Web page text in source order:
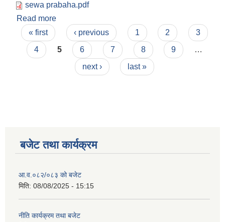
sewa prabaha.pdf
Read more
Pages
« first ‹ previous 1 2
3
4
5 6 7 8 9
…
next ›
last »
बजेट तथा कार्यक्रम
आ.व.०८२/०८३ को बजेट
मिति: 08/08/2025 - 15:15
नीति कार्यक्रम तथा बजेट